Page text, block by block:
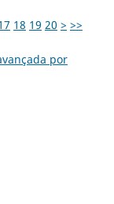
18 19 20 > >>
por